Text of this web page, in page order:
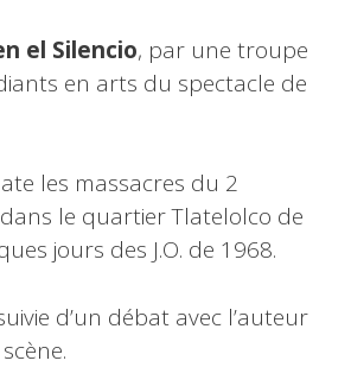
el Silencio, par une troupe
en arts du spectacle de
les massacres du 2
le quartier Tlatelolco de
jours des J.O. de 1968.
d’un débat avec l’auteur